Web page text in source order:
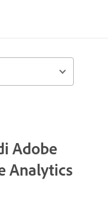
Adobe
Analytics